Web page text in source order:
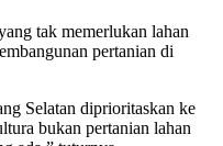
tak memerlukan lahan
pertanian di
Selatan diprioritaskan ke
bukan pertanian lahan